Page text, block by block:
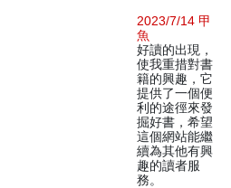
2023/7/14 甲
魚
好讀的出現，
使我重措對書
籍的興趣，它
提供了一個便
利的途徑來發
掘好書，希望
這個網站能繼
續為其他有興
趣的讀者服
務。